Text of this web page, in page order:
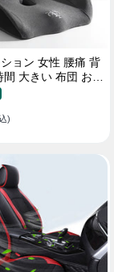
ョン 女性 腰痛 背
大きい 布団 おし
疲労回復
)